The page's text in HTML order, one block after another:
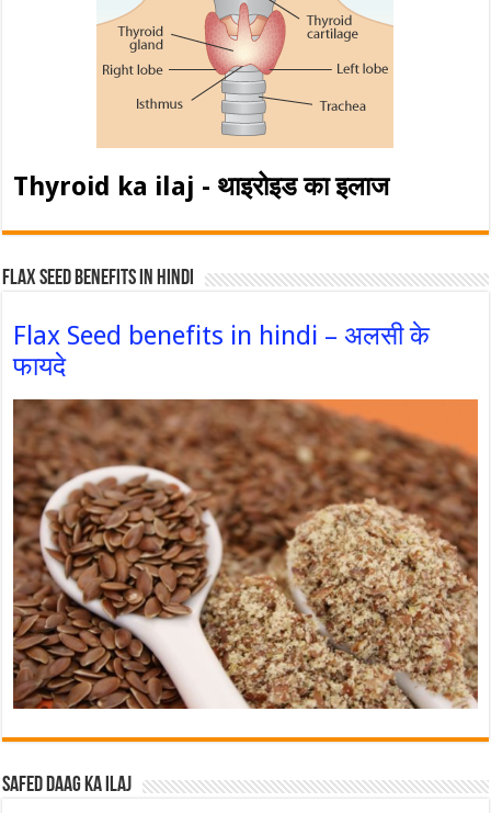
Thyroid ka ilaj - थाइरोइड का इलाज
Flax Seed Benefits in hindi
Flax Seed benefits in hindi – अलसी के
फायदे
Safed Daag ka ilaj